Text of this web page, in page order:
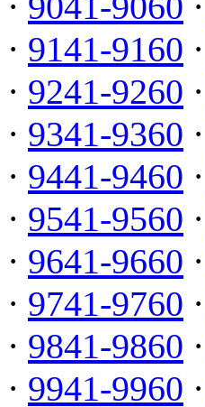
· 9141-9160 ·
· 9241-9260 ·
· 9341-9360 ·
· 9441-9460 ·
· 9541-9560 ·
· 9641-9660 ·
· 9741-9760 ·
· 9841-9860 ·
· 9941-9960 ·